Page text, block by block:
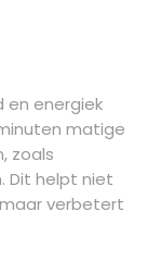
en energiek
matige
zoals
Dit helpt niet
verbetert